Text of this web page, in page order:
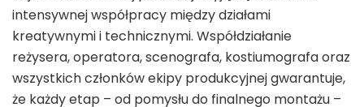
intensywnej współpracy między działami
kreatywnymi i technicznymi. Współdziałanie
reżysera, operatora, scenografa, kostiumografa oraz
wszystkich członków ekipy produkcyjnej gwarantuje,
że każdy etap – od pomysłu do finalnego montażu –